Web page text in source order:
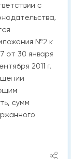
с
№2 к
от 30 января
2011 г.
сумм